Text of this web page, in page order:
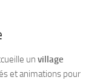
un village
et animations pour